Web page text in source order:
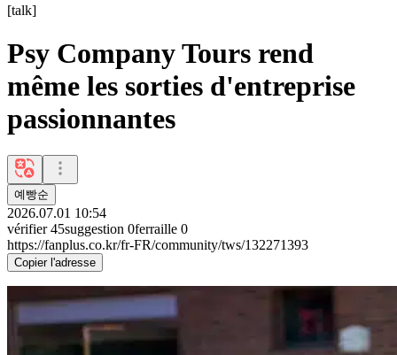
[talk]
Psy Company Tours rend
même les sorties d'entreprise
passionnantes
예빵순
2026.07.01 10:54
vérifier 45suggestion 0ferraille 0
https://fanplus.co.kr/fr-FR/community/tws/132271393
Copier l'adresse